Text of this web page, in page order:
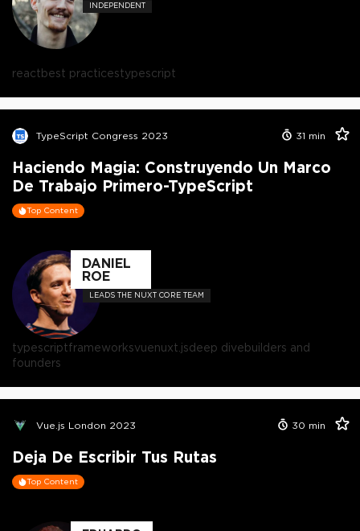
INDEPENDENT
reactbest practicestypescript
TypeScript Congress 2023 31 min
Haciendo Magia: Construyendo Un Marco
De Trabajo Primero-TypeScript
Top Content
DANIEL
ROE
LEADS THE NUXT CORE TEAM
typescriptframeworksvuenuxt.jsdeep divebuilders and
founders
Vue.js London 2023 30 min
Deja De Escribir Tus Rutas
Top Content